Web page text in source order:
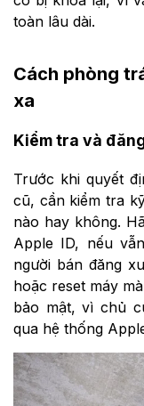
toàn lâu dài.
Cách phòng
xa
Kiểm tra và
Trước khi quyết
cũ, cần kiểm tra
nào hay không.
Apple ID, nếu
người bán đăng
hoặc reset máy
bảo mật, vì chủ
qua hệ thống